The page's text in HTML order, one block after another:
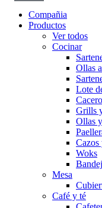
Compañia
Productos
Ver todos
Cocinar
Ollas
Lote
Grills
Ollas
Cazos
Woks
Mesa
Café y té